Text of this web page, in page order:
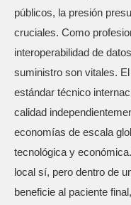
públicos, la presión
cruciales. Como
interoperabilidad de
suministro son vitales.
estándar técnico
calidad
economías de escala
tecnológica y
local sí, pero dentro de
beneficie al paciente